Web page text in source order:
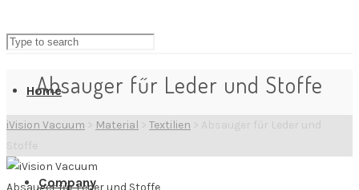
Home
Company
Absauger fűr Leder und Stoffe
iVision Vacuum > Material > Textilien > Absauger fűr Leder und
Stoffe
Absauger fűr Leder und Stoffe